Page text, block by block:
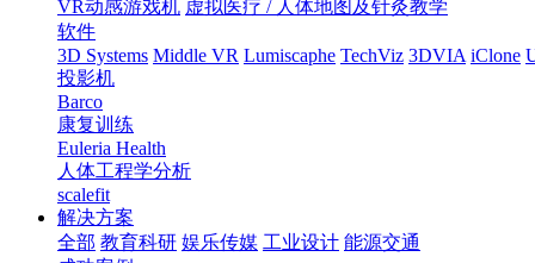
VR动感游戏机 虚拟医疗 / 人体地图及针灸教学
软件
3D Systems Middle VR Lumiscaphe TechViz 3DVIA iClone
投影机
Barco
康复训练
Euleria Health
人体工程学分析
scalefit
解决方案
全部 教育科研 娱乐传媒 工业设计 能源交通